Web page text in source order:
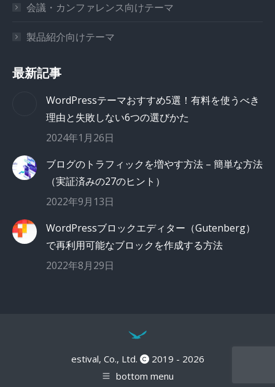
会議・カンファレンス向けテーマ
製品紹介向けテーマ
最新記事
WordPressテーマおすすめ5選！有料を使うべき
理由と失敗しない6つの選びかた
2024年1月26日
ブログのトラフィックを増やす方法 – 簡単な方法
（実証済みの27のヒント）
2022年9月13日
WordPressブロックエディター（Gutenberg）
で再利用可能なブロックを作成する方法
2022年8月29日
estival, Co., Ltd.
2019 - 2026
bottom menu